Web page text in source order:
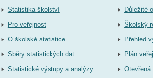
Statistika školství
Pro veřejnost
O školské statistice
Sběry statistických dat
Statistické výstupy a analýzy
Důležité
Školský
Přehled
Plán
Otevřená